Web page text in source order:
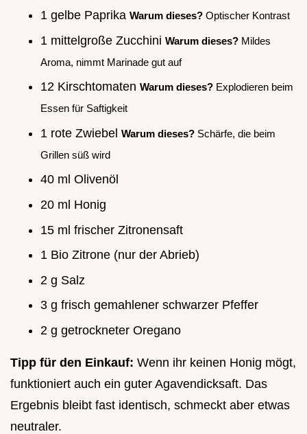
1 gelbe Paprika Warum dieses? Optischer Kontrast
1 mittelgroße Zucchini Warum dieses? Mildes
Aroma, nimmt Marinade gut auf
12 Kirschtomaten Warum dieses? Explodieren beim
Essen für Saftigkeit
1 rote Zwiebel Warum dieses? Schärfe, die beim
Grillen süß wird
40 ml Olivenöl
20 ml Honig
15 ml frischer Zitronensaft
1 Bio Zitrone (nur der Abrieb)
2 g Salz
3 g frisch gemahlener schwarzer Pfeffer
2 g getrockneter Oregano
Tipp für den Einkauf: Wenn ihr keinen Honig mögt,
funktioniert auch ein guter Agavendicksaft. Das
Ergebnis bleibt fast identisch, schmeckt aber etwas
neutraler.